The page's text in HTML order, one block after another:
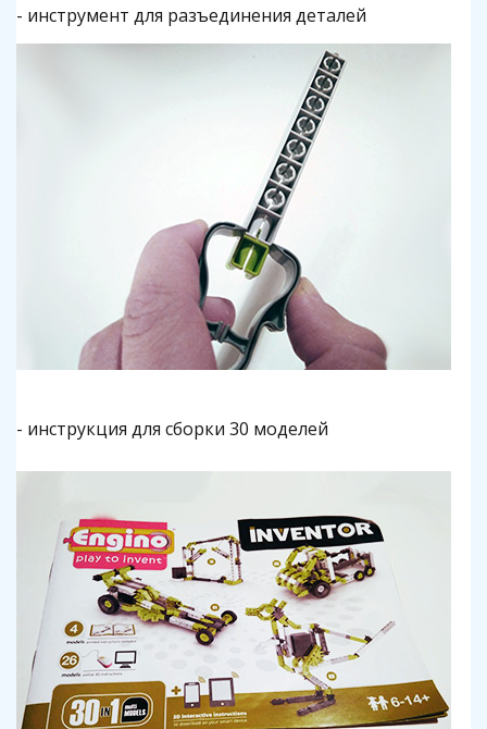
- инструмент для разъединения деталей
- инструкция для сборки 30 моделей